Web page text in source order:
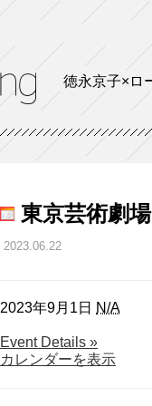
徳永京子×ロ
東京芸術劇
2023.06.22
2023年9月1日 N/A
Event Details about
東
»
カレンダーを表示